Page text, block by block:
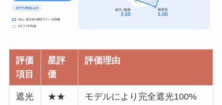
評価
項目
星評
価
評価理由
遮光
★★
モデルにより完全遮光100%